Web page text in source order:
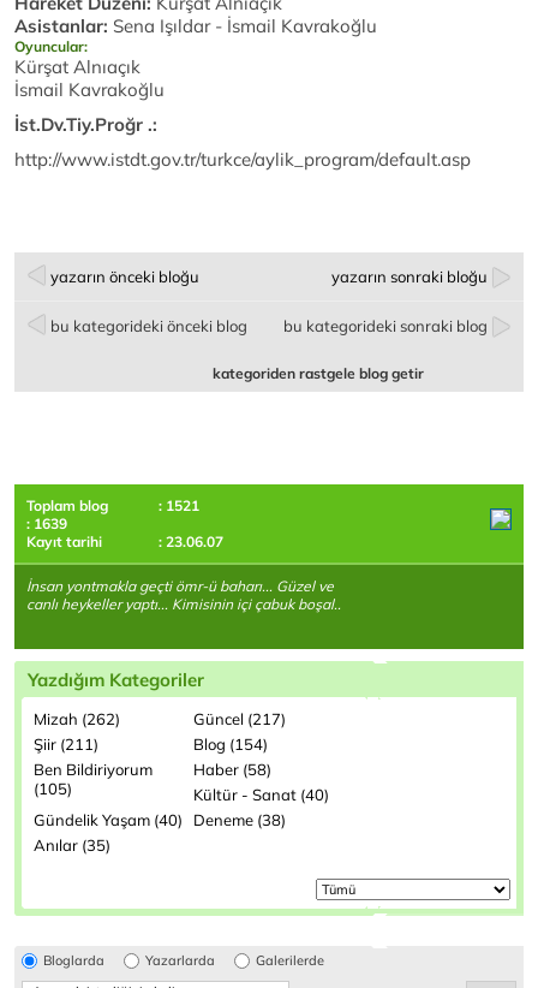
Asistanlar: Sena Işıldar - İsmail Kavrakoğlu
Oyuncular:
Kürşat Alnıaçık
İsmail Kavrakoğlu
İst.Dv.Tiy.Proğr .:
http://www.istdt.gov.tr/turkce/aylik_program/default.asp
yazarın önceki bloğu yazarın sonraki bloğu
bu kategorideki önceki blog bu kategorideki sonraki blog
kategoriden rastgele blog getir
Toplam blog
: 1521
: 1639
Kayıt tarihi
: 23.06.07
İnsan yontmakla geçti ömr-ü baharı... Güzel ve
canlı heykeller yaptı... Kimisinin içi çabuk boşal..
Yazdığım Kategoriler
Mizah (262)
Güncel (217)
Şiir (211)
Blog (154)
Ben Bildiriyorum
(105)
Haber (58)
Kültür - Sanat (40)
Gündelik Yaşam (40)
Deneme (38)
Anılar (35)
Bloglarda Yazarlarda Galerilerde